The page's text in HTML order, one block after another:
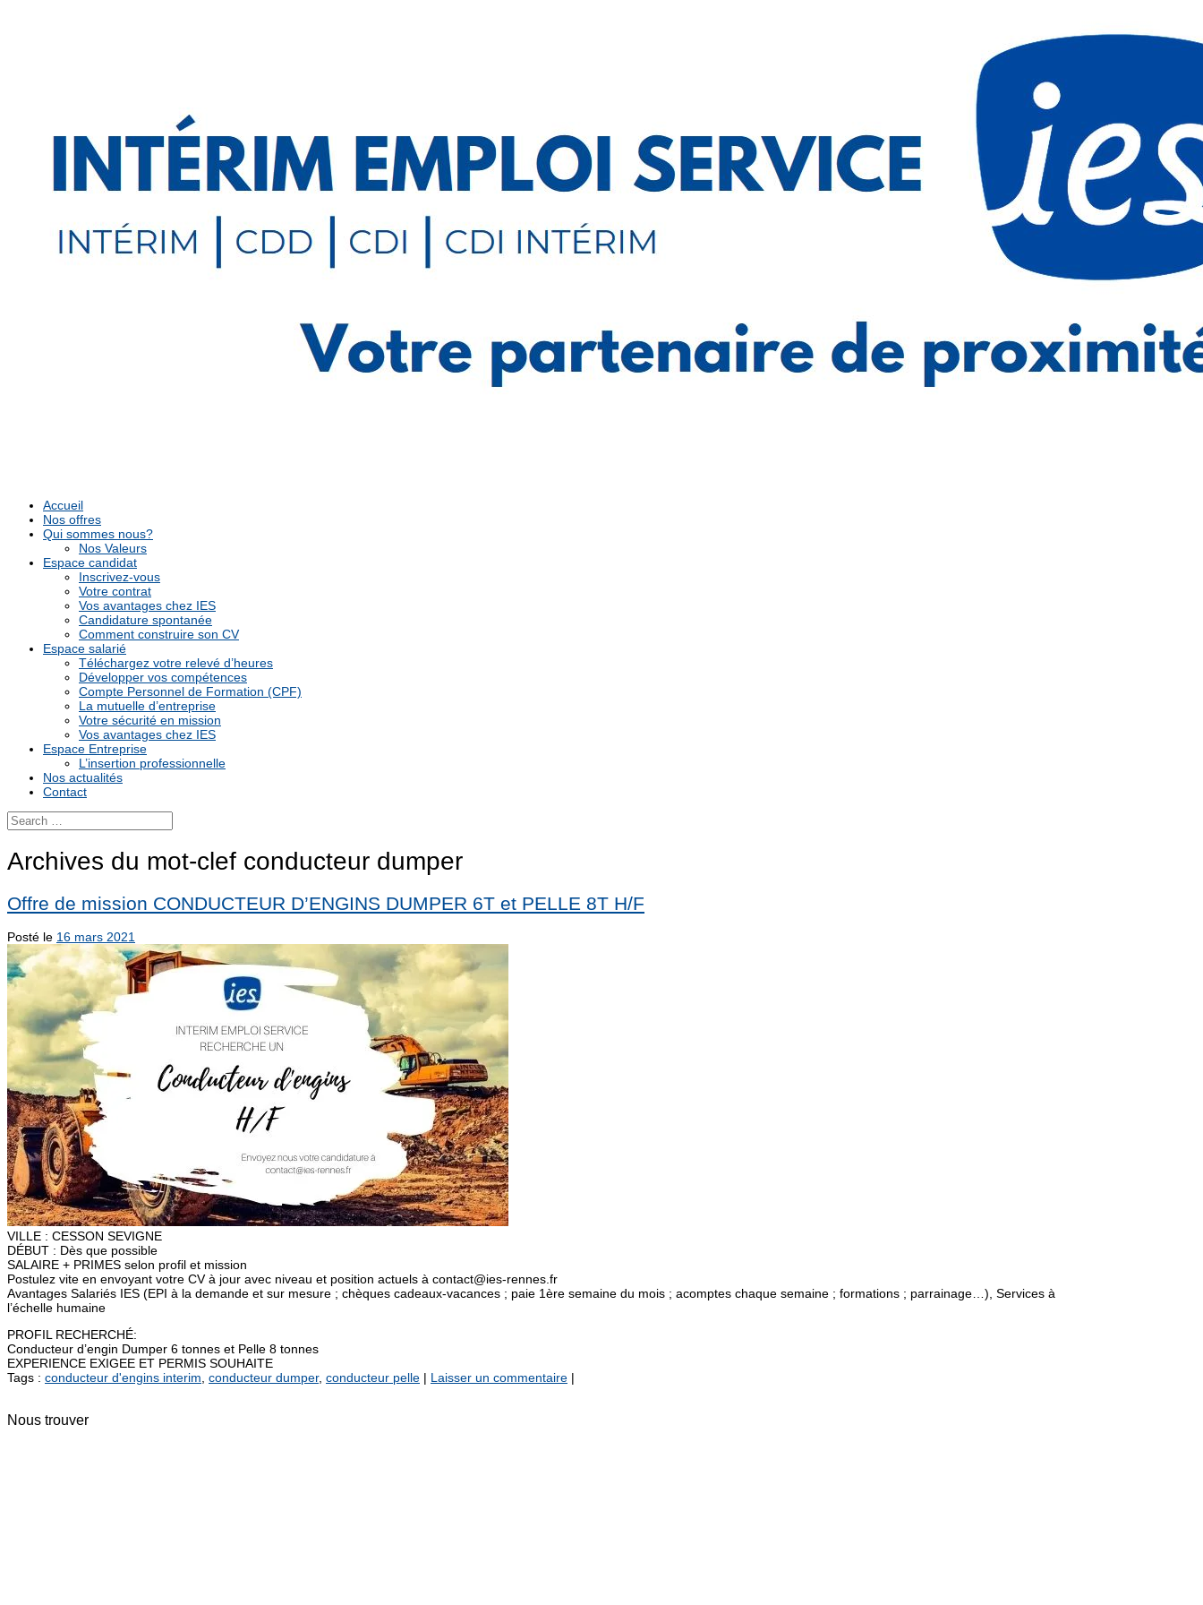
Accueil
Nos offres
Qui sommes nous?
Nos Valeurs
Espace candidat
Inscrivez-vous
Votre contrat
Vos avantages chez IES
Candidature spontanée
Comment construire son CV
Espace salarié
Téléchargez votre relevé d’heures
Développer vos compétences
Compte Personnel de Formation (CPF)
La mutuelle d’entreprise
Votre sécurité en mission
Vos avantages chez IES
Espace Entreprise
L’insertion professionnelle
Nos actualités
Contact
Archives du mot-clef conducteur dumper
Offre de mission CONDUCTEUR D’ENGINS DUMPER 6T et PELLE 8T H/F
Posté le 16 mars 2021
VILLE : CESSON SEVIGNE
DÉBUT : Dès que possible
SALAIRE + PRIMES selon profil et mission
Postulez vite en envoyant votre CV à jour avec niveau et position actuels à contact@ies-rennes.fr
Avantages Salariés IES (EPI à la demande et sur mesure ; chèques cadeaux-vacances ; paie 1ère semaine du mois ; acomptes chaque semaine ; formations ; parrainage…), Services à
l’échelle humaine
PROFIL RECHERCHÉ:
Conducteur d’engin Dumper 6 tonnes et Pelle 8 tonnes
EXPERIENCE EXIGEE ET PERMIS SOUHAITE
Tags : conducteur d'engins interim conducteur dumper, conducteur pelle | Laisser un commentaire |
Nous trouver